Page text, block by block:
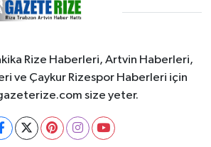
Rize Haberleri, Artvin Haberleri,
ve Çaykur Rizespor Haberleri için
size yeter.